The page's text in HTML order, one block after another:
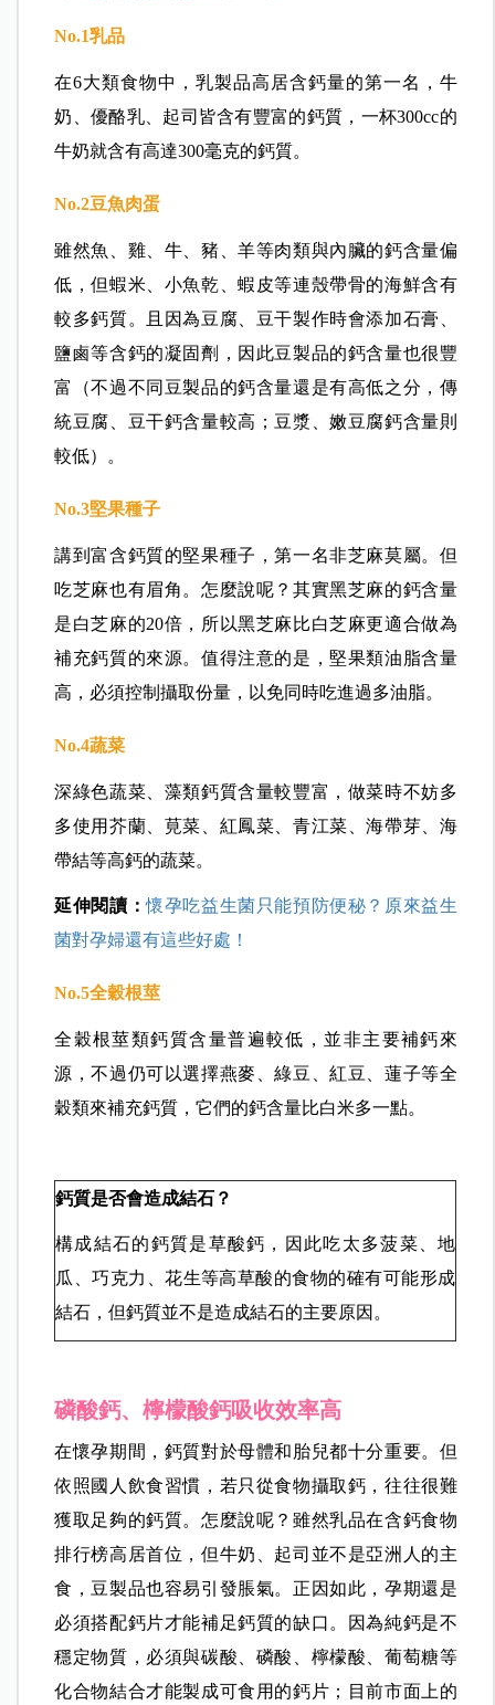
No.1乳品
在6大類食物中，乳製品高居含鈣量的第一名，牛
奶、優酪乳、起司皆含有豐富的鈣質，一杯300cc的
牛奶就含有高達300毫克的鈣質。
No.2豆魚肉蛋
雖然魚、雞、牛、豬、羊等肉類與內臟的鈣含量偏
低，但蝦米、小魚乾、蝦皮等連殼帶骨的海鮮含有
較多鈣質。且因為豆腐、豆干製作時會添加石膏、
鹽鹵等含鈣的凝固劑，因此豆製品的鈣含量也很豐
富（不過不同豆製品的鈣含量還是有高低之分，傳
統豆腐、豆干鈣含量較高；豆漿、嫩豆腐鈣含量則
較低）。
No.3堅果種子
講到富含鈣質的堅果種子，第一名非芝麻莫屬。但
吃芝麻也有眉角。怎麼說呢？其實黑芝麻的鈣含量
是白芝麻的20倍，所以黑芝麻比白芝麻更適合做為
補充鈣質的來源。值得注意的是，堅果類油脂含量
高，必須控制攝取份量，以免同時吃進過多油脂。
No.4蔬菜
深綠色蔬菜、藻類鈣質含量較豐富，做菜時不妨多
多使用芥蘭、莧菜、紅鳳菜、青江菜、海帶芽、海
帶結等高鈣的蔬菜。
延伸閱讀：懷孕吃益生菌只能預防便秘？原來益生
菌對孕婦還有這些好處！
No.5全穀根莖
全穀根莖類鈣質含量普遍較低，並非主要補鈣來
源，不過仍可以選擇燕麥、綠豆、紅豆、蓮子等全
穀類來補充鈣質，它們的鈣含量比白米多一點。
鈣質是否會造成結石？
構成結石的鈣質是草酸鈣，因此吃太多菠菜、地
瓜、巧克力、花生等高草酸的食物的確有可能形成
結石，但鈣質並不是造成結石的主要原因。
磷酸鈣、檸檬酸鈣吸收效率高
在懷孕期間，鈣質對於母體和胎兒都十分重要。但
依照國人飲食習慣，若只從食物攝取鈣，往往很難
獲取足夠的鈣質。怎麼說呢？雖然乳品在含鈣食物
排行榜高居首位，但牛奶、起司並不是亞洲人的主
食，豆製品也容易引發脹氣。正因如此，孕期還是
必須搭配鈣片才能補足鈣質的缺口。因為純鈣是不
穩定物質，必須與碳酸、磷酸、檸檬酸、葡萄糖等
化合物結合才能製成可食用的鈣片；目前市面上的